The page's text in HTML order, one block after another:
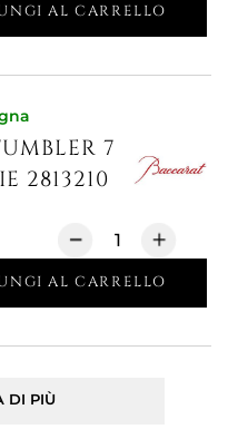
AL CARRELLO
7
2813210
AL CARRELLO
DI PIÙ